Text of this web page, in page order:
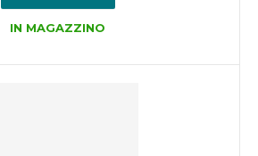
IN MAGAZZINO